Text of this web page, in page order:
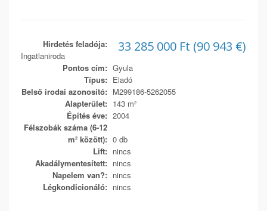
33 285 000 Ft (90 943 €)
Hirdetés feladója:
Ingatlaniroda
Pontos cím: Gyula
Típus: Eladó
Belső irodai azonosító: M299186-5262055
Alapterület: 143 m²
Építés éve: 2004
Félszobák száma (6-12
m² között): 0 db
Lift: nincs
Akadálymentesített: nincs
Napelem van?: nincs
Légkondicionáló: nincs